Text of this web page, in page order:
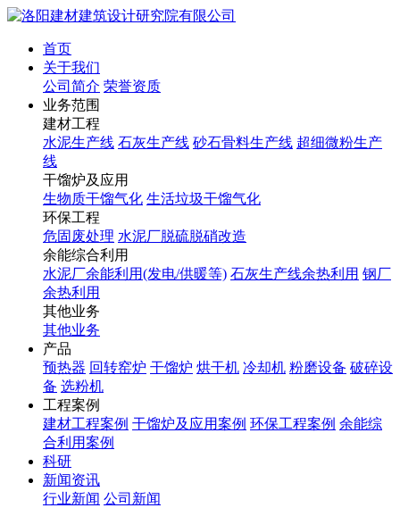
首页
关于我们
公司简介 荣誉资质
业务范围
建材工程
水泥生产线 石灰生产线 砂石骨料生产线 超细微粉生产
线
干馏炉及应用
生物质干馏气化 生活垃圾干馏气化
环保工程
危固废处理 水泥厂脱硫脱硝改造
余能综合利用
水泥厂余能利用(发电/供暖等) 石灰生产线余热利用 钢厂
余热利用
其他业务
其他业务
产品
预热器 回转窑炉 干馏炉 烘干机 冷却机 粉磨设备 破碎设
备 选粉机
工程案例
建材工程案例 干馏炉及应用案例 环保工程案例 余能综
合利用案例
科研
新闻资讯
行业新闻 公司新闻